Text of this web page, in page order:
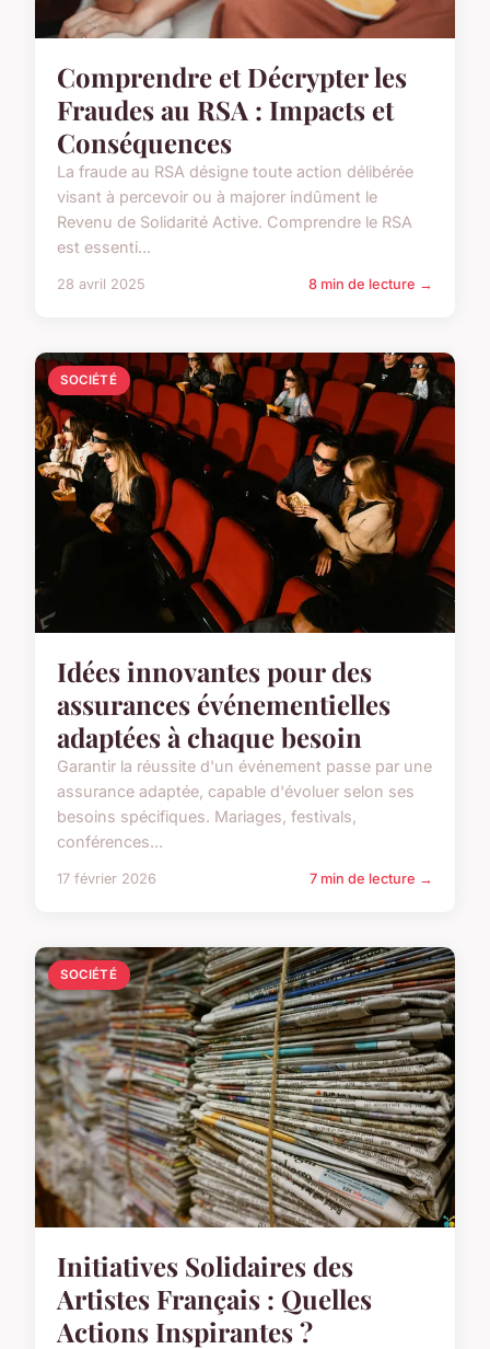
Comprendre et Décrypter les
Fraudes au RSA : Impacts et
Conséquences
La fraude au RSA désigne toute action délibérée
visant à percevoir ou à majorer indûment le
Revenu de Solidarité Active. Comprendre le RSA
est essenti...
28 avril 2025 8 min de lecture →
SOCIÉTÉ
Idées innovantes pour des
assurances événementielles
adaptées à chaque besoin
Garantir la réussite d'un événement passe par une
assurance adaptée, capable d'évoluer selon ses
besoins spécifiques. Mariages, festivals,
conférences...
17 février 2026 7 min de lecture →
SOCIÉTÉ
Initiatives Solidaires des
Artistes Français : Quelles
Actions Inspirantes ?